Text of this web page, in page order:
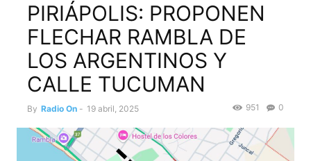
PIRIÁPOLIS: PROPONEN
FLECHAR RAMBLA DE
LOS ARGENTINOS Y
CALLE TUCUMAN
By Radio On - 19 abril, 2025 0
951